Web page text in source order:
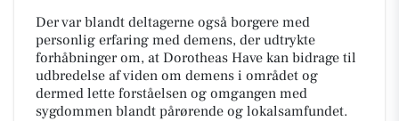
Der var blandt deltagerne også borgere med
personlig erfaring med demens, der udtrykte
forhåbninger om, at Dorotheas Have kan bidrage til
udbredelse af viden om demens i området og
dermed lette forståelsen og omgangen med
sygdommen blandt pårørende og lokalsamfundet.